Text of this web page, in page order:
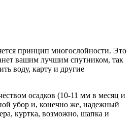
принцип многослойности. Это
вашим лучшим спутником, так
воду, карту и другие
осадков (10-11 мм в месяц и
убор и, конечно же, надежный
куртка, возможно, шапка и